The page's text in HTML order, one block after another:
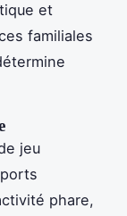
et
familiales
jeu
phare,